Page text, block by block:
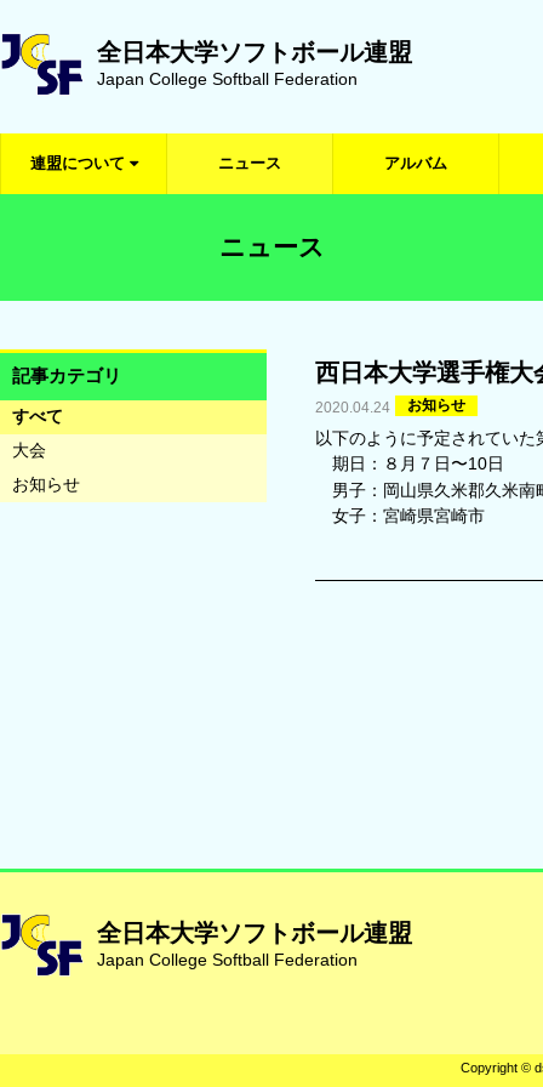
全日本大学ソフトボール連盟
Japan College Softball Federation
連盟について ニュース アルバム
ニュース
記事カテゴリ
すべて
大会
お知らせ
西日本大学選手権大
2020.04.24 お知らせ
以下のように予定されてい
期日：８月７日〜10日
男子：岡山県久米郡久米南
女子：宮崎県宮崎市
全日本大学ソフトボール連盟
Japan College Softball Federation
Copyright ©